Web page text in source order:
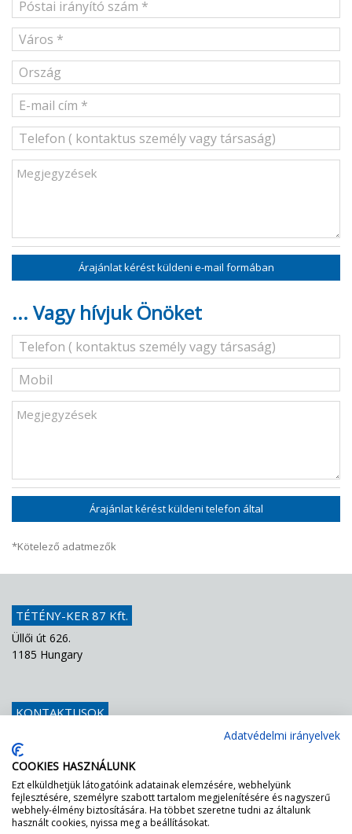
Árajánlat kérést küldeni e-mail formában
... Vagy hívjuk Önöket
Árajánlat kérést küldeni telefon által
*Kötelező adatmezők
TÉTÉNY-KER 87 Kft.
Üllői út 626.
1185 Hungary
KONTAKTUSOK
E-mail
AZ FF – NEK ZÖLDEN VILÁGÍT A LÁMPA!
Egyszerűen tessék rákérdezni a mi
Adatvédelmi irányelvek
COOKIES HASZNÁLUNK
Ezt elküldhetjük látogatóink adatainak elemzésére, webhelyünk
fejlesztésére, személyre szabott tartalom megjelenítésére és nagyszerű
webhely-élmény biztosítására. Ha többet szeretne tudni az általunk
használt cookies, nyissa meg a beállításokat.